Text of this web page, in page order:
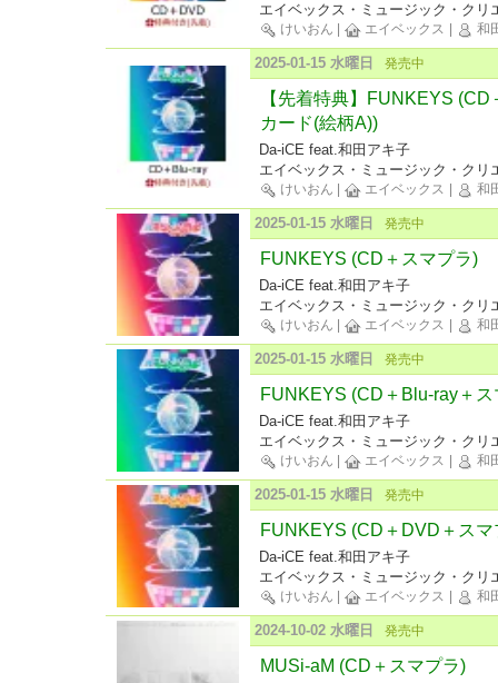
エイベックス・ミュージック・クリ
けいおん エイベックス 和
2025-01-15 水曜日 発売中
【先着特典】FUNKEYS
カード(絵柄A))
Da-iCE feat.和田アキ子
エイベックス・ミュージック・クリ
けいおん エイベックス 和
2025-01-15 水曜日 発売中
FUNKEYS (CD＋スマプラ)
Da-iCE feat.和田アキ子
エイベックス・ミュージック・クリ
けいおん エイベックス 和
2025-01-15 水曜日 発売中
FUNKEYS (CD＋Blu-ray＋ス
Da-iCE feat.和田アキ子
エイベックス・ミュージック・クリ
けいおん エイベックス 和
2025-01-15 水曜日 発売中
FUNKEYS (CD＋DVD＋スマ
Da-iCE feat.和田アキ子
エイベックス・ミュージック・クリ
けいおん エイベックス 和
2024-10-02 水曜日 発売中
MUSi-aM (CD＋スマプラ)